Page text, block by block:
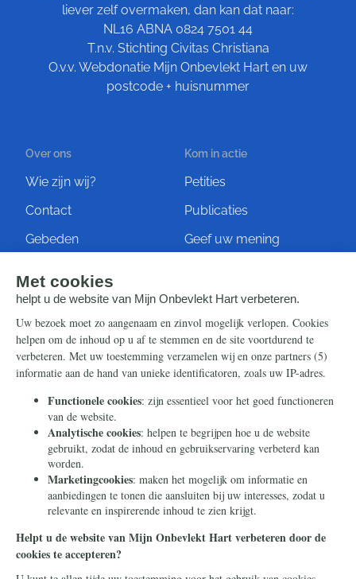
liever zelf overmaken, dan kan dat naar:
NL16 ABNA 0824 7501 44
T.n.v. Stichting Civitas Christiana
O.v.v. Webdonatie Mijn Onbevlekt Hart en uw
postcode + huisnummer
Over ons
Wie zijn wij?
Contact
Gebeden
Kom in actie
Petities
Publicaties
Geef uw mening
Steun ons
Nieuwsbrief
Eenmalig
Maandelijks
Periodiek
Nalaten
Zelf overschrijven
Info
Contact
Ontvang onze Telegram-
berichten